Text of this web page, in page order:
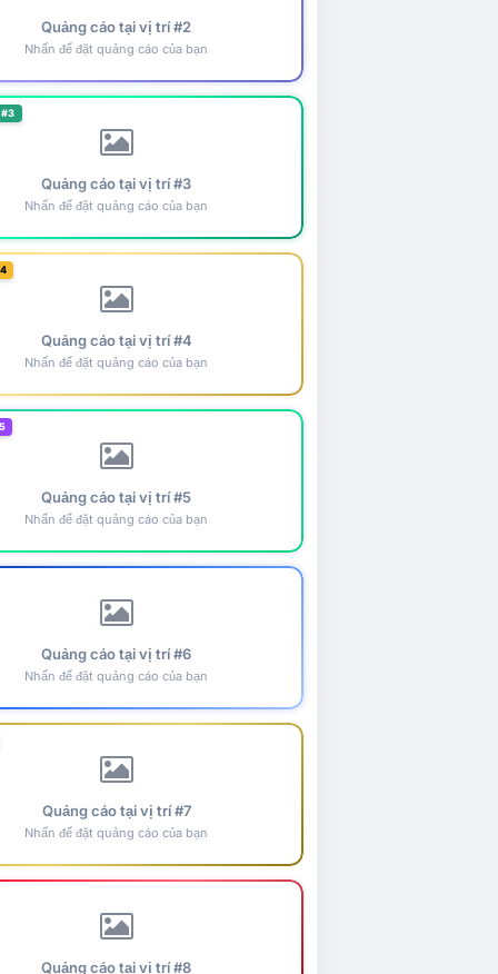
Quảng cáo tại vị trí #2
Nhấn để đặt quảng cáo của bạn
Quảng cáo tại vị trí #3
Nhấn để đặt quảng cáo của bạn
Quảng cáo tại vị trí #4
Nhấn để đặt quảng cáo của bạn
Quảng cáo tại vị trí #5
Nhấn để đặt quảng cáo của bạn
Quảng cáo tại vị trí #6
Nhấn để đặt quảng cáo của bạn
Quảng cáo tại vị trí #7
Nhấn để đặt quảng cáo của bạn
Quảng cáo tại vị trí #8